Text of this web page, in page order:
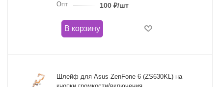
Опт 100₽/шт
В корзину
Шлейф для Asus ZenFone 6 (ZS630KL) на